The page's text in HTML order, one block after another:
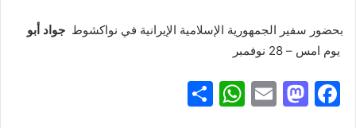
بحضور سفير الجمهورية الإسلامية الإيرانية في نواكشوط جواد أبو
یوم امس – 28 نوفمبر
F
M
E
W